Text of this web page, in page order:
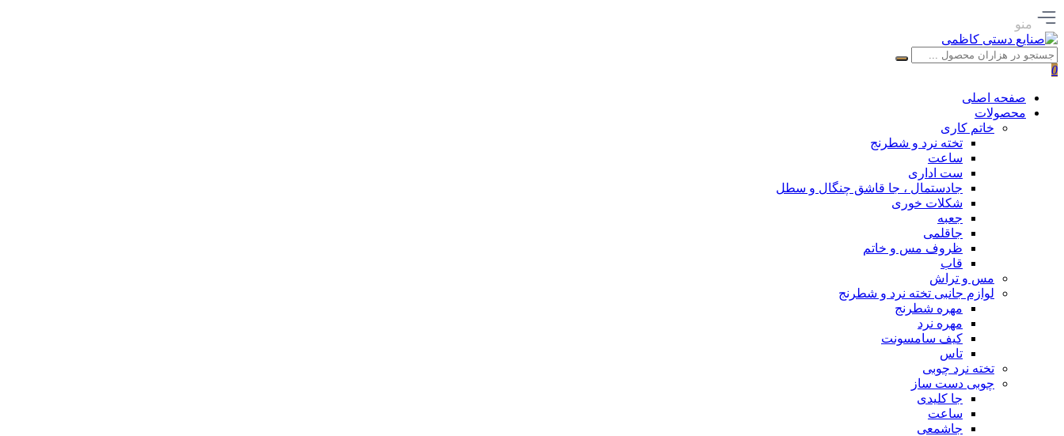
منو
0
صفحه اصلی
محصولات
خاتم کاری
تخته نرد و شطرنج
ساعت
ست اداری
جادستمال ، جا قاشق چنگال و سطل
شکلات خوری
جعبه
جاقلمی
ظروف مس و خاتم
قاب
مس و تراش
لوازم جانبی تخته نرد و شطرنج
مهره شطرنج
مهره نرد
کیف سامسونت
تاس
تخته نرد چوبی
چوبی دست ساز
جا کلیدی
ساعت
جاشمعی